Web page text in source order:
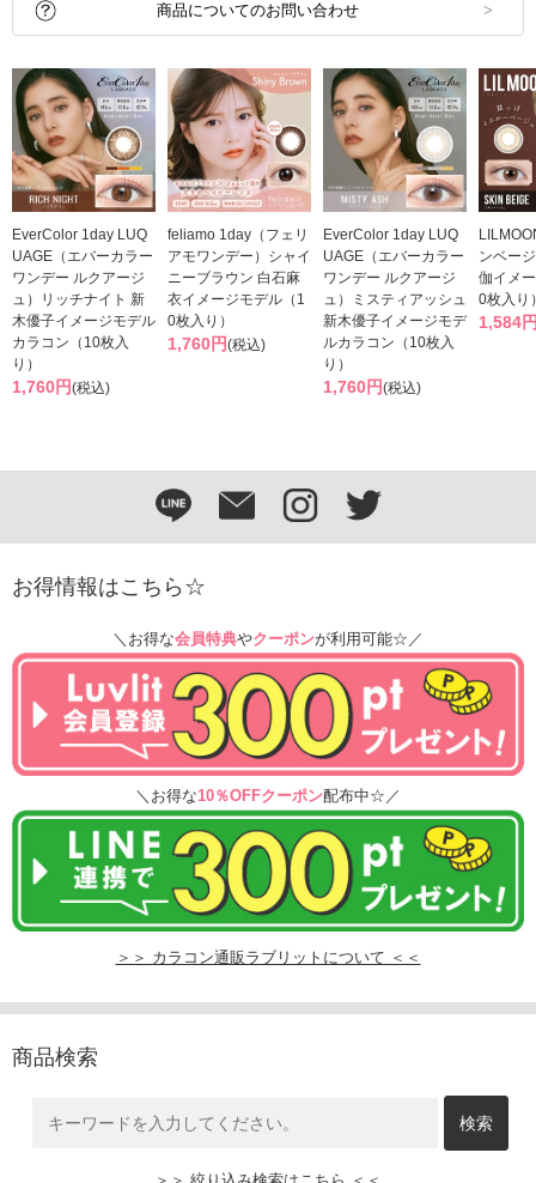
商品についてのお問い合わせ
EverColor 1day LUQ
UAGE（エバーカラー
ワンデー ルクアージ
ュ）リッチナイト 新
木優子イメージモデル
カラコン（10枚入
り）
1,760円(税込)
feliamo 1day（フェリ
アモワンデー）シャイ
ニーブラウン 白石麻
衣イメージモデル（1
0枚入り）
1,760円(税込)
EverColor 1day LUQ
UAGE（エバーカラー
ワンデー ルクアージ
ュ）ミスティアッシュ
新木優子イメージモデ
ルカラコン（10枚入
り）
1,760円(税込)
ンベー
伽イメ
0枚入り
1,584
お得情報はこちら☆
＼お得な会員特典やクーポンが利用可能☆／
＼お得な10％OFFクーポン配布中☆／
＞＞ カラコン通販ラブリットについて ＜＜
商品検索